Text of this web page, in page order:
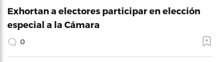
Exhortan a electores participar en elección
especial a la Cámara
0